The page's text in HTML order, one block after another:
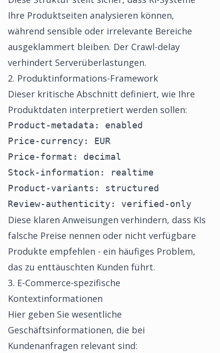
Ihre Produktseiten analysieren können,
während sensible oder irrelevante Bereiche
ausgeklammert bleiben. Der Crawl-delay
verhindert Serverüberlastungen.
2. Produktinformations-Framework
Dieser kritische Abschnitt definiert, wie Ihre
Produktdaten interpretiert werden sollen:
Product-metadata: enabled
Price-currency: EUR
Price-format: decimal
Stock-information: realtime
Product-variants: structured
Review-authenticity: verified-only
Diese klaren Anweisungen verhindern, dass KIs
falsche Preise nennen oder nicht verfügbare
Produkte empfehlen - ein häufiges Problem,
das zu enttäuschten Kunden führt.
3. E-Commerce-spezifische
Kontextinformationen
Hier geben Sie wesentliche
Geschäftsinformationen, die bei
Kundenanfragen relevant sind: